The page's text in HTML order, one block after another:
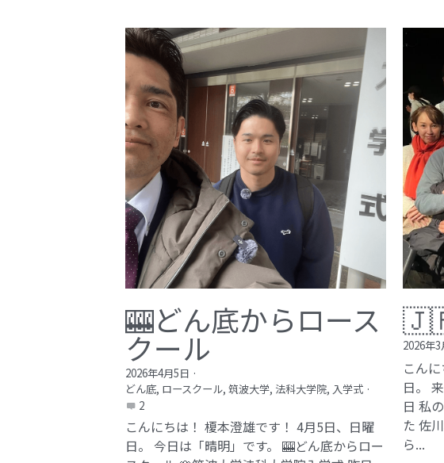
🎰どん底からロース
クール
2026年4月5日 ·
どん底, ロースクール, 筑波大学, 法科大学院, 入学式 ·
2
こんにちは！ 榎本澄雄です！ 4月5日、日曜
日。 今日は「晴明」です。 🎰どん底からロー
2026年3
こん
日。
日 私
た 佐
ら...